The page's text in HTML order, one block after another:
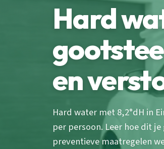
Hard
en
Hard water met 8,2°dH in
per persoon. Leer hoe dit
preventieve maatregelen